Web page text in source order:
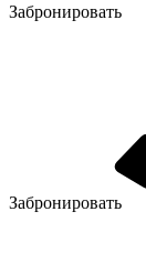
Забронировать
Забронировать